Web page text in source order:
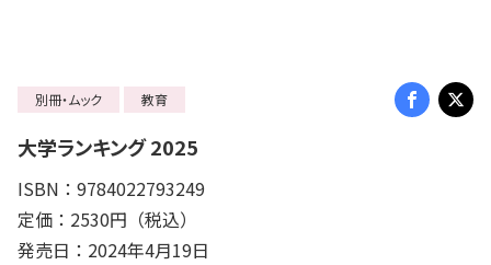
別冊・ムック 教育
大学ランキング 2025
ISBN：9784022793249
定価：2530円（税込）
発売日：2024年4月19日